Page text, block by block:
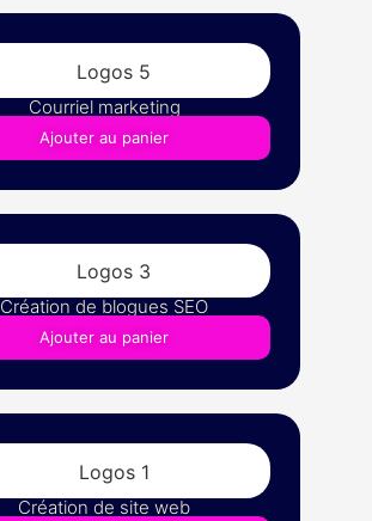
Courriel marketing
Ajouter au panier
Création de blogues SEO
Ajouter au panier
Création de site web